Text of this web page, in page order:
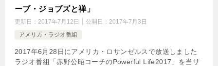
ーブ・ジョブズと禅」
更新日： 2017年7月12日 公開日： 2017年7月3日
アメリカ・ラジオ番組
2017年6月28日にアメリカ・ロサンゼルスで放送しました
ラジオ番組「赤野公昭コーチのPowerful Life2017」を当サ